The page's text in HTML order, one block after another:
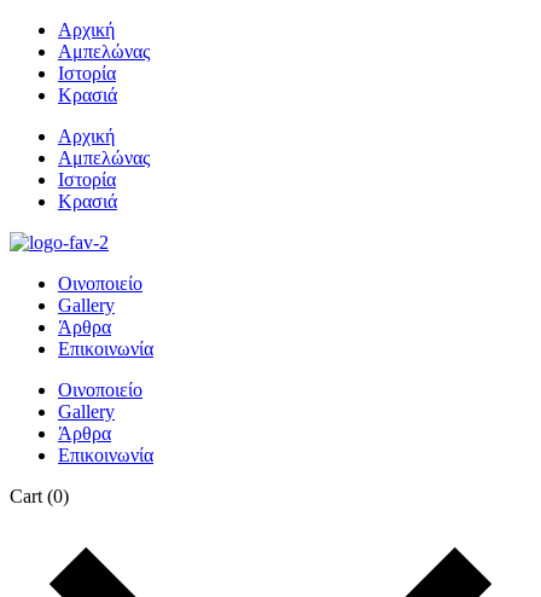
Αρχική
Αμπελώνας
Ιστορία
Κρασιά
Αρχική
Αμπελώνας
Ιστορία
Κρασιά
Οινοποιείο
Gallery
Άρθρα
Επικοινωνία
Οινοποιείο
Gallery
Άρθρα
Επικοινωνία
Cart (0)